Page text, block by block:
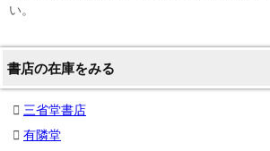
い。
書店の在庫をみる
三省堂書店
有隣堂